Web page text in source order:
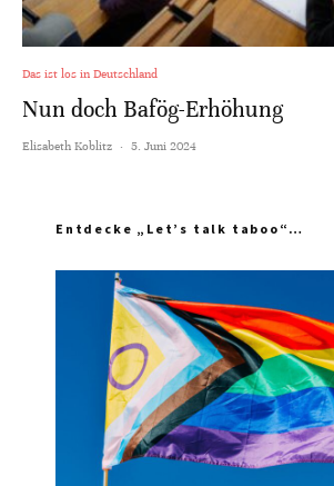
Das ist los in Deutschland
Nun doch Bafög-Erhöhung
Elisabeth Koblitz · 5. Juni 2024
Entdecke „Let’s talk taboo“…